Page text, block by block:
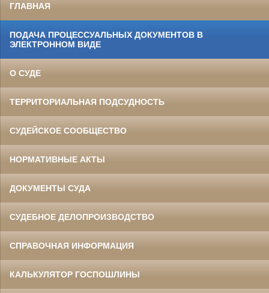
ГЛАВНАЯ
ПОДАЧА ПРОЦЕССУАЛЬНЫХ ДОКУМЕНТОВ В
ЭЛЕКТРОННОМ ВИДЕ
О СУДЕ
ТЕРРИТОРИАЛЬНАЯ ПОДСУДНОСТЬ
СУДЕЙСКОЕ СООБЩЕСТВО
НОРМАТИВНЫЕ АКТЫ
ДОКУМЕНТЫ СУДА
СУДЕБНОЕ ДЕЛОПРОИЗВОДСТВО
СПРАВОЧНАЯ ИНФОРМАЦИЯ
КАЛЬКУЛЯТОР ГОСПОШЛИНЫ